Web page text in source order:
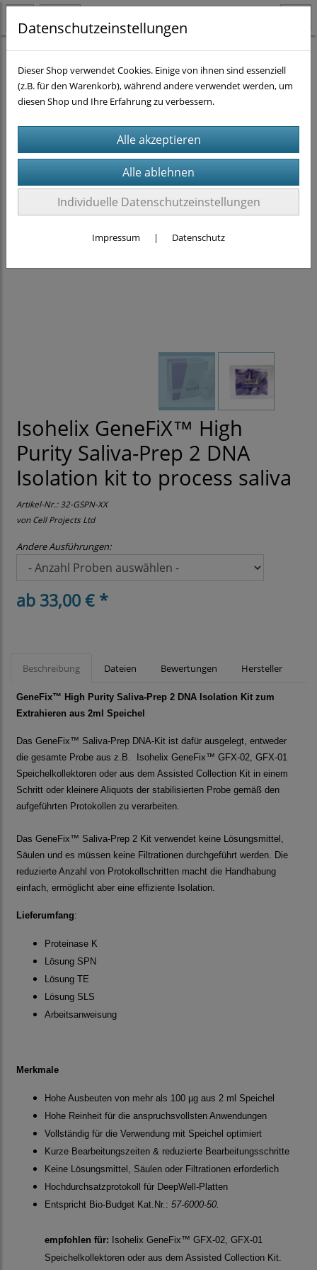
Isohelix GeneFiX™ High
Purity Saliva-Prep 2 DNA
Isolation kit to process saliva
Artikel-Nr.:32-GSPN-XX
von Cell Projects Ltd
Andere Ausführungen:
ab 33,00 € *
Beschreibung Dateien Bewertungen Hersteller
GeneFix™ High Purity Saliva-Prep 2 DNA Isolation Kit zum
Extrahieren aus 2ml Speichel
Das GeneFix™ Saliva-Prep DNA-Kit ist dafür ausgelegt, entweder
die gesamte Probe aus z.B. Isohelix GeneFix™ GFX-02, GFX-01
Speichelkollektoren oder aus dem Assisted Collection Kit in einem
Schritt oder kleinere Aliquots der stabilisierten Probe gemäß den
aufgeführten Protokollen zu verarbeiten.
Das GeneFix™ Saliva-Prep 2 Kit verwendet keine Lösungsmittel,
Säulen und es müssen keine Filtrationen durchgeführt werden. Die
reduzierte Anzahl von Protokollschritten macht die Handhabung
einfach, ermöglicht aber eine effiziente Isolation.
Lieferumfang:
Proteinase K
Lösung SPN
Lösung TE
Lösung SLS
Arbeitsanweisung
Merkmale
Hohe Ausbeuten von mehr als 100 µg aus 2 ml Speichel
Hohe Reinheit für die anspruchsvollsten Anwendungen
Vollständig für die Verwendung mit Speichel optimiert
Kurze Bearbeitungszeiten & reduzierte Bearbeitungsschritte
Keine Lösungsmittel, Säulen oder Filtrationen erforderlich
Hochdurchsatzprotokoll für DeepWell-Platten
Entspricht Bio-Budget Kat.Nr.: 57-6000-50.
empfohlen für: Isohelix GeneFix™ GFX-02, GFX-01
Speichelkollektoren oder aus dem Assisted Collection Kit.
Datenschutzeinstellungen
Dieser Shop verwendet Cookies. Einige von ihnen sind essenziell
(z.B. für den Warenkorb), während andere verwendet werden, um
diesen Shop und Ihre Erfahrung zu verbessern.
Individuelle Datenschutzeinstellungen
Impressum | Datenschutz